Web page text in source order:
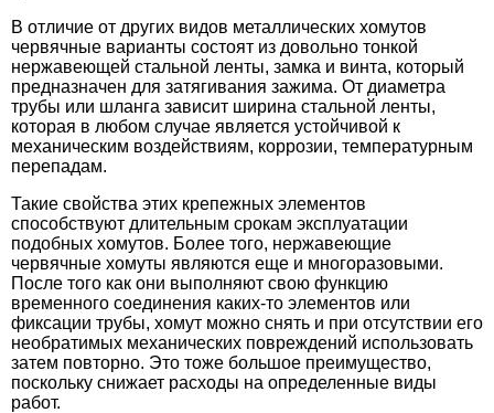
В отличие от других видов металлических хомутов
червячные варианты состоят из довольно тонкой
нержавеющей стальной ленты, замка и винта, который
предназначен для затягивания зажима. От диаметра
трубы или шланга зависит ширина стальной ленты,
которая в любом случае является устойчивой к
механическим воздействиям, коррозии, температурным
перепадам.
Такие свойства этих крепежных элементов
способствуют длительным срокам эксплуатации
подобных хомутов. Более того, нержавеющие
червячные хомуты являются еще и многоразовыми.
После того как они выполняют свою функцию
временного соединения каких-то элементов или
фиксации трубы, хомут можно снять и при отсутствии его
необратимых механических повреждений использовать
затем повторно. Это тоже большое преимущество,
поскольку снижает расходы на определенные виды
работ.